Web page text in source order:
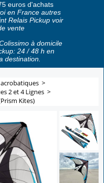
euros d'achats
en France autres
Relais Pickup voir
vente
à domicile
24 / 48 h en
destination.
>
2 et 4 Lignes >
Kites)